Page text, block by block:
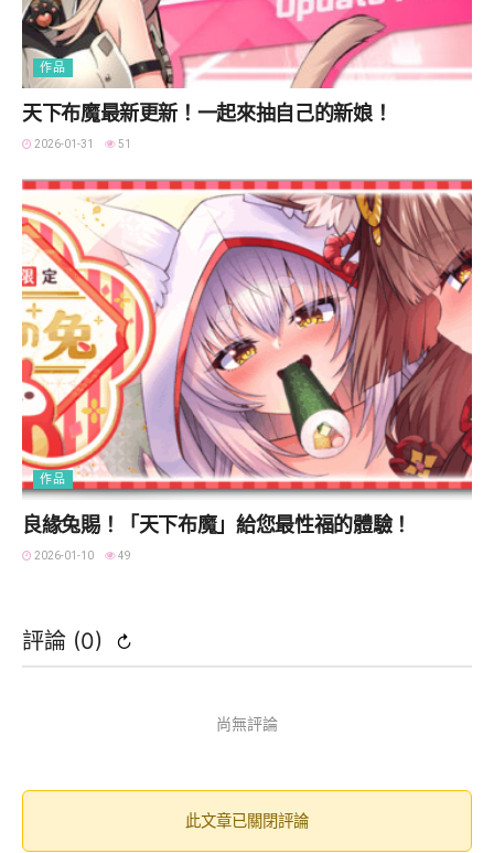
作品
天下布魔最新更新！一起來抽自己的新娘！
2026-01-31 51
作品
良緣兔賜！「天下布魔」給您最性福的體驗！
2026-01-10 49
評論 (0) ↻
尚無評論
此文章已關閉評論